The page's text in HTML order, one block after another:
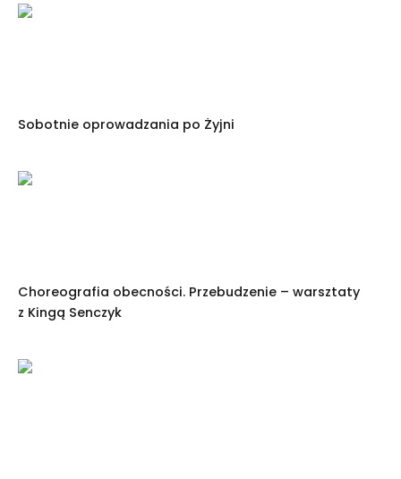
Sobotnie oprowadzania po Żyjni
Choreografia obecności. Przebudzenie – warsztaty
z Kingą Senczyk